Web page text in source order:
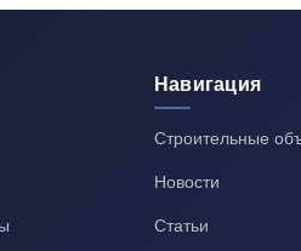
Навигация
Строительные
Новости
Статьи